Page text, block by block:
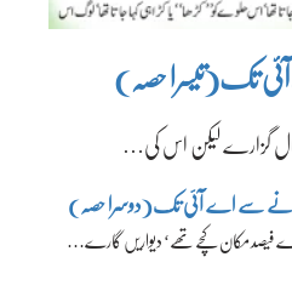
تک(تیسرا حصہ)
گزارے لیکن اس کی…
سے اے آئی تک(دوسرا حصہ)
فیصد مکان کچے تھے‘ دیواریں گارے…